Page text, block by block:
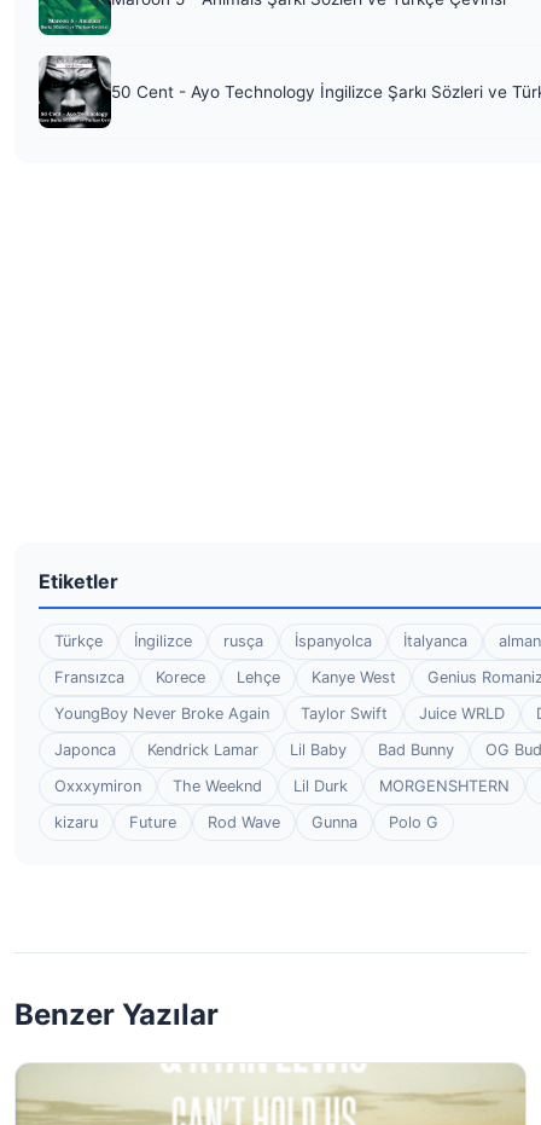
50 Cent - Ayo Technology İngilizce Şarkı Sözleri ve
Etiketler
Türkçe İngilizce rusça İspanyolca İtalyanca
Fransızca
Korece Lehçe Kanye West
Genius
YoungBoy Never Broke Again
Taylor Swift Juice WRLD
Japonca
Kendrick Lamar Lil Baby Bad Bunny
OG
Oxxxymiron
The Weeknd Lil Durk
MORGENSHTERN
kizaru
Future Rod Wave Gunna Polo G
Benzer Yazılar